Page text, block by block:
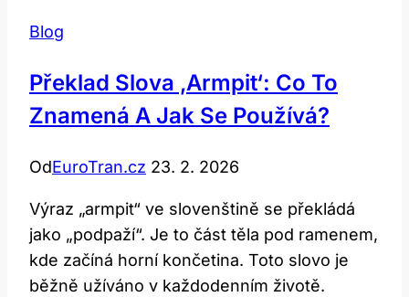
v
angličtině?
Blog
Překlad Slova ‚armpit‘: Co To
Znamená A Jak Se Používá?
OdEuroTran.cz 23. 2. 2026
Výraz „armpit“ ve slovenštině se překládá
jako „podpaží“. Je to část těla pod ramenem,
kde začíná horní končetina. Toto slovo je
běžně užíváno v každodenním životě.